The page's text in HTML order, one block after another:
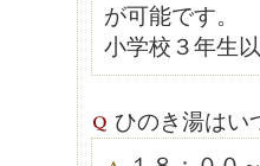
が可能です。
小学校３年生
ひのき湯はい